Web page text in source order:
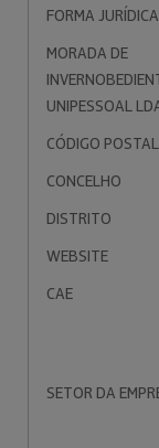
FORMA JURÍDICA
MORADA DE
UNIPESSOAL
CÓDIGO POSTAL
CONCELHO
DISTRITO
WEBSITE
CAE
SETOR DA